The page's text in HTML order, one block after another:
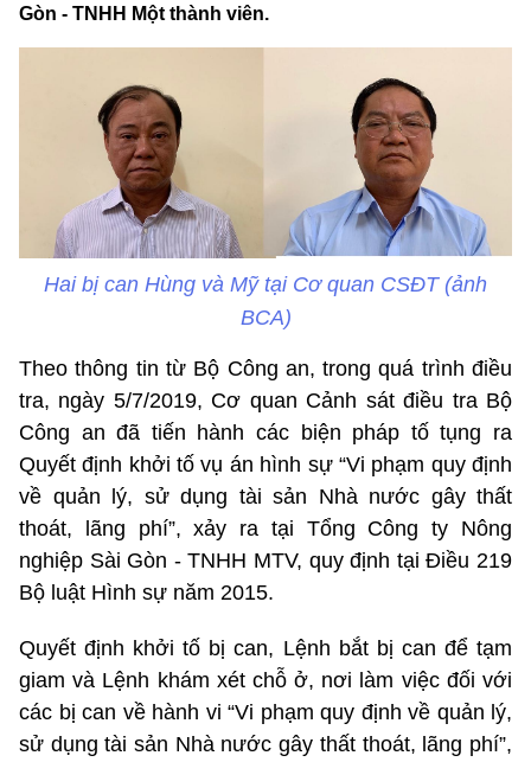
Gòn - TNHH Một thành viên.
Hai bị can Hùng và Mỹ tại Cơ quan CSĐT (ảnh
BCA)
Theo thông tin từ Bộ Công an, trong quá trình điều
tra, ngày 5/7/2019, Cơ quan Cảnh sát điều tra Bộ
Công an đã tiến hành các biện pháp tố tụng ra
Quyết định khởi tố vụ án hình sự “Vi phạm quy định
về quản lý, sử dụng tài sản Nhà nước gây thất
thoát, lãng phí”, xảy ra tại Tổng Công ty Nông
nghiệp Sài Gòn - TNHH MTV, quy định tại Điều 219
Bộ luật Hình sự năm 2015.
Quyết định khởi tố bị can, Lệnh bắt bị can để tạm
giam và Lệnh khám xét chỗ ở, nơi làm việc đối với
các bị can về hành vi “Vi phạm quy định về quản lý,
sử dụng tài sản Nhà nước gây thất thoát, lãng phí”,